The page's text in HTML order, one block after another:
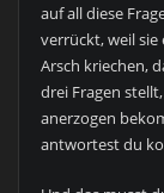
auf all diese
verrückt, weil sie
Arsch kriechen,
drei Fragen
anerzogen
antwortest du